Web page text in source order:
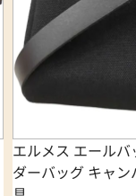
エルメス エール
ダーバッグ キャ